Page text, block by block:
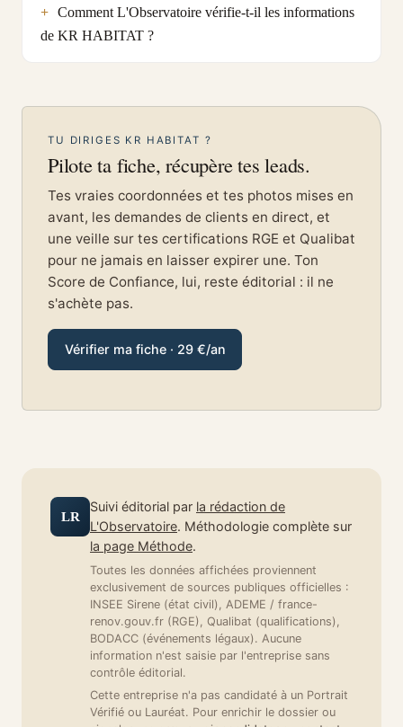
Comment L'Observatoire vérifie-t-il les informations
de KR HABITAT ?
TU DIRIGES KR HABITAT ?
Pilote ta fiche, récupère tes leads.
Tes vraies coordonnées et tes photos mises en
avant, les demandes de clients en direct, et
une veille sur tes certifications RGE et Qualibat
pour ne jamais en laisser expirer une. Ton
Score de Confiance, lui, reste éditorial : il ne
s'achète pas.
Vérifier ma fiche · 29 €/an
LR
Suivi éditorial par la rédaction de
L'Observatoire. Méthodologie complète sur
la page Méthode.
Toutes les données affichées proviennent
exclusivement de sources publiques officielles :
INSEE Sirene (état civil), ADEME / france-
renov.gouv.fr (RGE), Qualibat (qualifications),
BODACC (événements légaux). Aucune
information n'est saisie par l'entreprise sans
contrôle éditorial.
Cette entreprise n'a pas candidaté à un Portrait
Vérifié ou Lauréat. Pour enrichir le dossier ou